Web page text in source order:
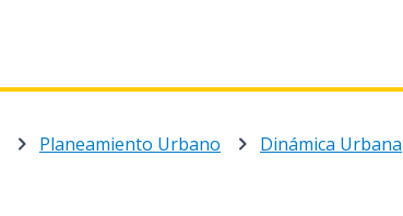
a
a
Planeamiento Urbano Dinámica Urbana